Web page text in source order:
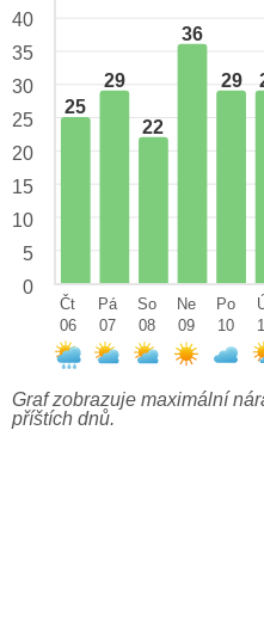
25
29
22
36
29
40
35
30
25
20
15
10
5
0
Čt
06
Pá
07
So
08
Ne
09
Po
10
Graf zobrazuje maximální
příštích dnů.